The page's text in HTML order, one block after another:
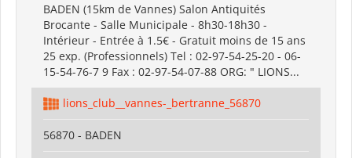
BADEN (15km de Vannes) Salon Antiquités
Brocante - Salle Municipale - 8h30-18h30 -
Intérieur - Entrée à 1.5€ - Gratuit moins de 15 ans
25 exp. (Professionnels) Tel : 02-97-54-25-20 - 06-
15-54-76-7 9 Fax : 02-97-54-07-88 ORG: " LIONS...
lions_club__vannes-_bertranne_56870
56870 - BADEN